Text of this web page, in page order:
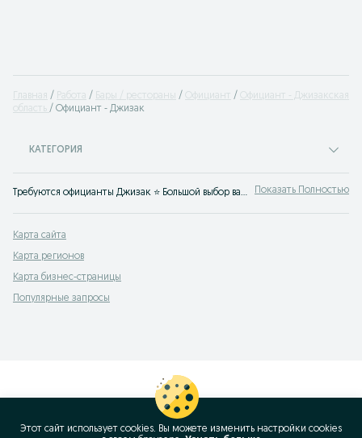
Главная Работа Бары / рестораны Официант
Официант - Джизакская
область
Официант - Джизак
КАТЕГОРИЯ
Требуются официанты Джизак ⭐ Большой выбор вакансий официантов ✔️ в ночную смену ✔️ на банкеты ✔️ для студентов ⮞⮞ OLX.uz! Показать Полностью
Карта сайта
Карта регионов
Карта бизнес-страницы
Популярные запросы
Этот сайт использует cookies. Вы можете изменить настройки cookies